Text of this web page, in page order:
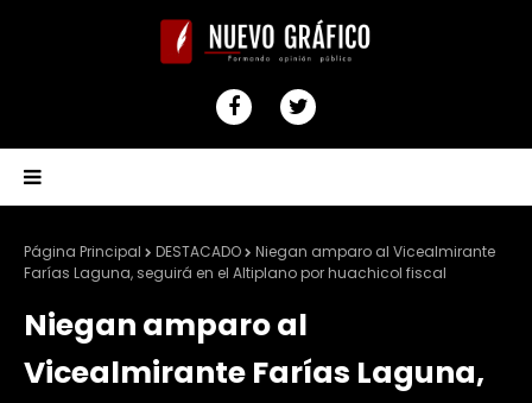
Página Principal DESTACADO
Niegan amparo al Vicealmirante
Farías Laguna, seguirá en el Altiplano por huachicol fiscal
Niegan amparo al
Vicealmirante Farías Laguna,